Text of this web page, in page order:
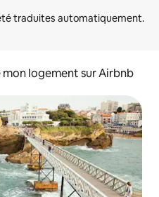
logement sur Airbnb